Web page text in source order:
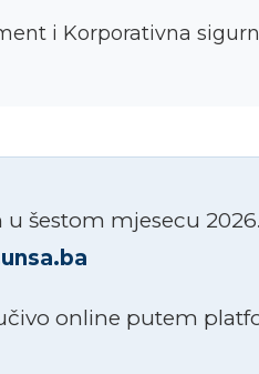
i Korporativna
šestom mjesecu
online putem